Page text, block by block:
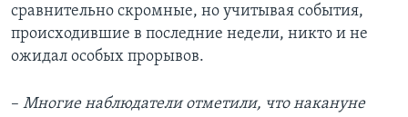
сравнительно скромные, но учитывая события,
происходившие в последние недели, никто и не
ожидал особых прорывов.
– Многие наблюдатели отметили, что накануне